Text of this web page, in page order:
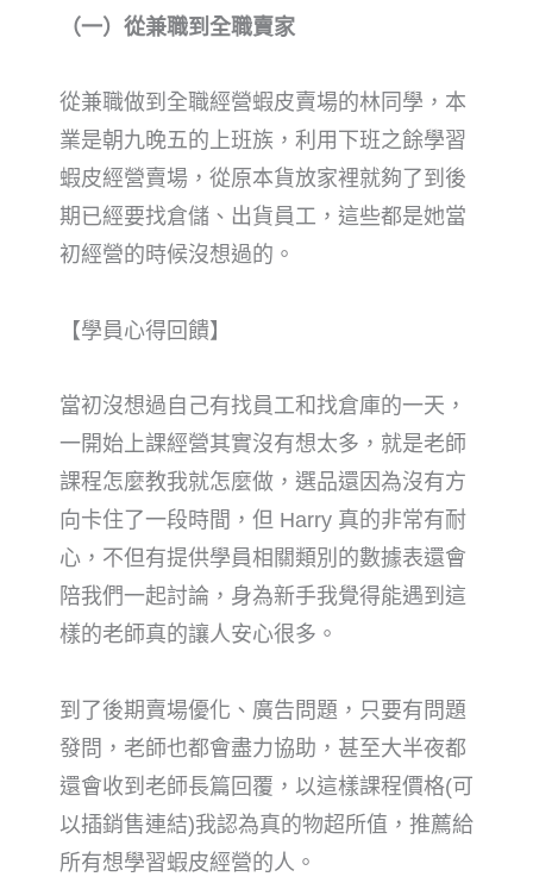
（一）從兼職到全職賣家
從兼職做到全職經營蝦皮賣場的林同學，本
業是朝九晚五的上班族，利用下班之餘學習
蝦皮經營賣場，從原本貨放家裡就夠了到後
期已經要找倉儲、出貨員工，這些都是她當
初經營的時候沒想過的。
【學員心得回饋】
當初沒想過自己有找員工和找倉庫的一天，
一開始上課經營其實沒有想太多，就是老師
課程怎麼教我就怎麼做，選品還因為沒有方
向卡住了一段時間，但 Harry 真的非常有耐
心，不但有提供學員相關類別的數據表還會
陪我們一起討論，身為新手我覺得能遇到這
樣的老師真的讓人安心很多。
到了後期賣場優化、廣告問題，只要有問題
發問，老師也都會盡力協助，甚至大半夜都
還會收到老師長篇回覆，以這樣課程價格(可
以插銷售連結)我認為真的物超所值，推薦給
所有想學習蝦皮經營的人。